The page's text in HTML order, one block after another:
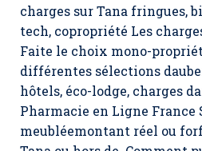
charges sur Tana fringues,
tech, copropriété Les
Faite le choix mono-
différentes sélections
hôtels, éco-lodge, charges
Pharmacie en Ligne France
meubléemontant réel ou